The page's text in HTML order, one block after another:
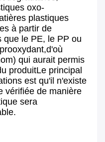
oxo-
plastiques
à partir de
que le PE, le PP ou
qui aurait permis
produitLe principal
est qu'il n'existe
vérifiée de manière
sera